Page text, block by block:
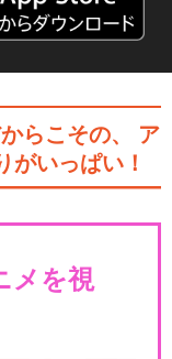
らこその、
ア
がいっぱい！
メを視